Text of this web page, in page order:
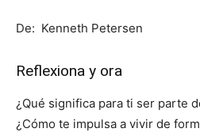
De: Kenneth Petersen
Reflexiona y ora
¿Qué significa para ti ser parte
¿Cómo te impulsa a vivir de